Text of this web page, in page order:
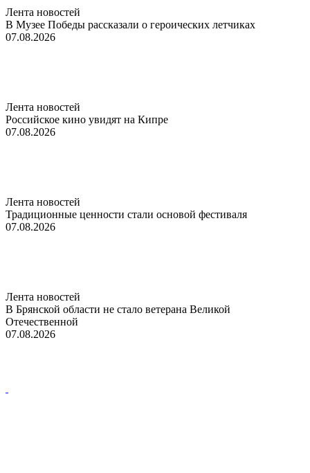
Лента новостей
В Музее Победы рассказали о героических летчиках
07.08.2026
Лента новостей
Российское кино увидят на Кипре
07.08.2026
Лента новостей
Традиционные ценности стали основой фестиваля
07.08.2026
Лента новостей
В Брянской области не стало ветерана Великой
Отечественной
07.08.2026